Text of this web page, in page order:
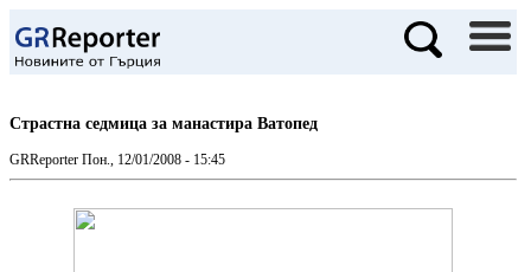
Страстна седмица за манастира Ватопед
GRReporter Пон., 12/01/2008 - 15:45